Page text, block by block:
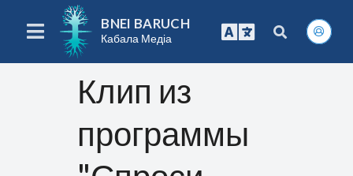
BNEI BARUCH
Кабала Медіа
Клип из
программы